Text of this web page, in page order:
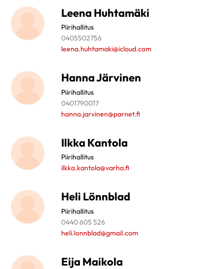
Leena Huhtamäki
Piirihallitus
0405502756
leena.huhtamaki@icloud.com
Hanna Järvinen
Piirihallitus
0401790017
hanna.jarvinen@parnet.fi
Ilkka Kantola
Piirihallitus
ilkka.kantola@varha.fi
Heli Lönnblad
Piirihallitus
0440 605 526
heli.lonnblad@gmail.com
Eija Maikola